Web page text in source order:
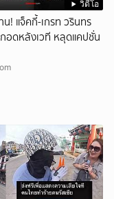
วิดีโอ
! แจ็คกี้-เกรท วรินทร
อดหลังเวที หลุดแคปชั่น